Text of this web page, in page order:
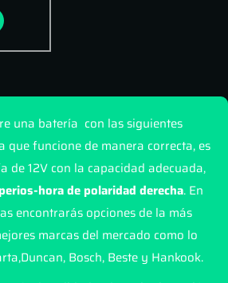
una batería con las siguientes
que funcione de manera correcta, es
de 12V con la capacidad adecuada,
hora de polaridad derecha. En
encontrarás opciones de la más
marcas del mercado como lo
Bosch, Beste y Hankook.